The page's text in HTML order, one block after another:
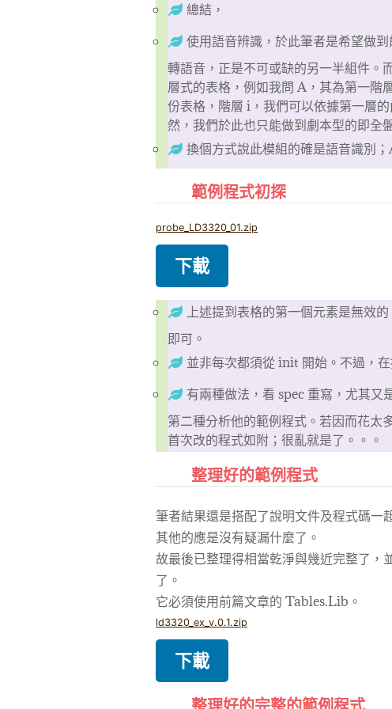
總結，
使用語音辨識，於此筆者是希望做
轉語音，正是不可或缺的另一半組件。
層式的表格，例如我問 A，其為第一階
份表格，階層 i，我們可以依據第一層
然，我們於此也只能做到劇本型的即全
換個方式說此模組的確是語音識別
範例程式初探
probe_LD3320_01.zip
下載
上述提到表格的第一個元素是無效
即可。
並非每次都須從 init 開始。不過，
有兩種做法，看 spec 重寫，尤其
第二種分析他的範例程式。若因而花太
首次改的程式如附；很亂就是了。。。
整理好的範例程式
筆者結果還是搭配了說明文件及程式碼一
其他的應是沒有疑漏什麼了。
故最後已整理得相當乾淨與幾近完整了
了。
它必須使用前篇文章的 Tables.Lib。
ld3320_ex_v.0.1.zip
下載